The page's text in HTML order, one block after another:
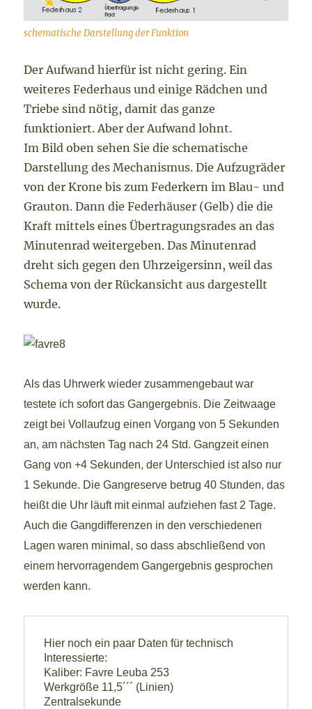
schematische Darstellung der Funktion
Der Aufwand hierfür ist nicht gering. Ein
weiteres Federhaus und einige Rädchen und
Triebe sind nötig, damit das ganze
funktioniert. Aber der Aufwand lohnt.
Im Bild oben sehen Sie die schematische
Darstellung des Mechanismus. Die Aufzugräder
von der Krone bis zum Federkern im Blau- und
Grauton. Dann die Federhäuser (Gelb) die die
Kraft mittels eines Übertragungsrades an das
Minutenrad weitergeben. Das Minutenrad
dreht sich gegen den Uhrzeigersinn, weil das
Schema von der Rückansicht aus dargestellt
wurde.
Als das Uhrwerk wieder zusammengebaut war
testete ich sofort das Gangergebnis. Die Zeitwaage
zeigt bei Vollaufzug einen Vorgang von 5 Sekunden
an, am nächsten Tag nach 24 Std. Gangzeit einen
Gang von +4 Sekunden, der Unterschied ist also nur
1 Sekunde. Die Gangreserve betrug 40 Stunden, das
heißt die Uhr läuft mit einmal aufziehen fast 2 Tage.
Auch die Gangdifferenzen in den verschiedenen
Lagen waren minimal, so dass abschließend von
einem hervorragendem Gangergebnis gesprochen
werden kann.
Hier noch ein paar Daten für technisch
Interessierte:
Kaliber: Favre Leuba 253
Werkgröße 11,5´´´ (Linien)
Zentralsekunde